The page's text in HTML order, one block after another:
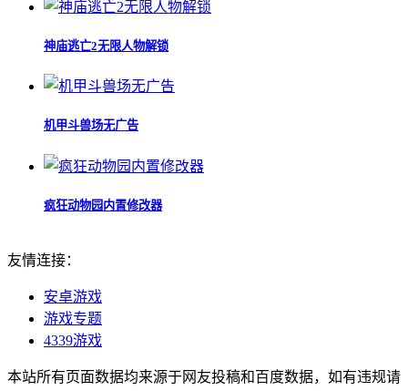
神庙逃亡2无限人物解锁
机甲斗兽场无广告
疯狂动物园内置修改器
友情连接：
安卓游戏
游戏专题
4339游戏
本站所有页面数据均来源于网友投稿和百度数据，如有违规请